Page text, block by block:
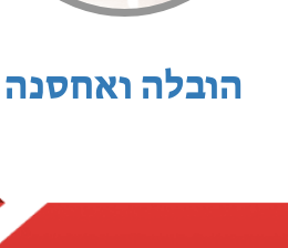
הובלה ואחסנה